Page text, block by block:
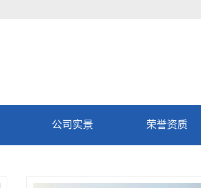
公司实景 荣誉资质